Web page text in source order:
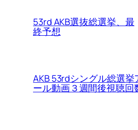
53rd AKB選抜総選挙、最
終予想
AKB 53rdシングル総選挙
ール動画３週間後視聴回